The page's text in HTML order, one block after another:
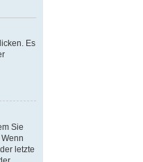
Es
Sie
letzte